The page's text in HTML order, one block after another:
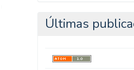
Últimas